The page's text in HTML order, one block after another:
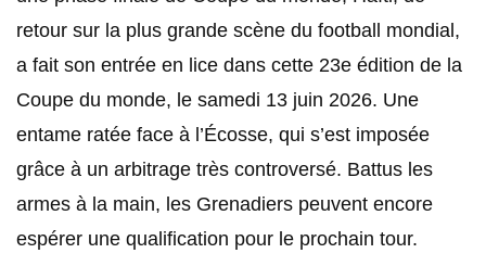
retour sur la plus grande scène du football mondial,
a fait son entrée en lice dans cette 23e édition de la
Coupe du monde, le samedi 13 juin 2026. Une
entame ratée face à l’Écosse, qui s’est imposée
grâce à un arbitrage très controversé. Battus les
armes à la main, les Grenadiers peuvent encore
espérer une qualification pour le prochain tour.